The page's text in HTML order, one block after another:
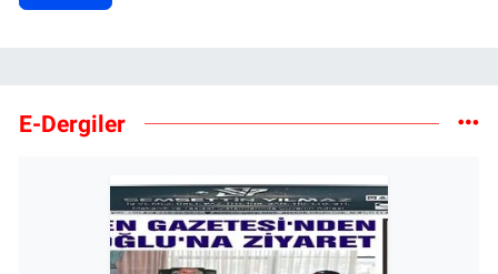
E-Dergiler